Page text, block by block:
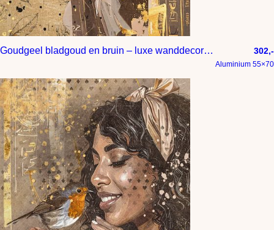
Goudgeel bladgoud en bruin – luxe wanddecoratie – portret met roodborstje 302,-
Aluminium 55×70